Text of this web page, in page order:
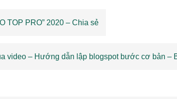
TOP PRO” 2020 – Chia sẻ
video – Hướng dẫn lập blogspot bước cơ bản –